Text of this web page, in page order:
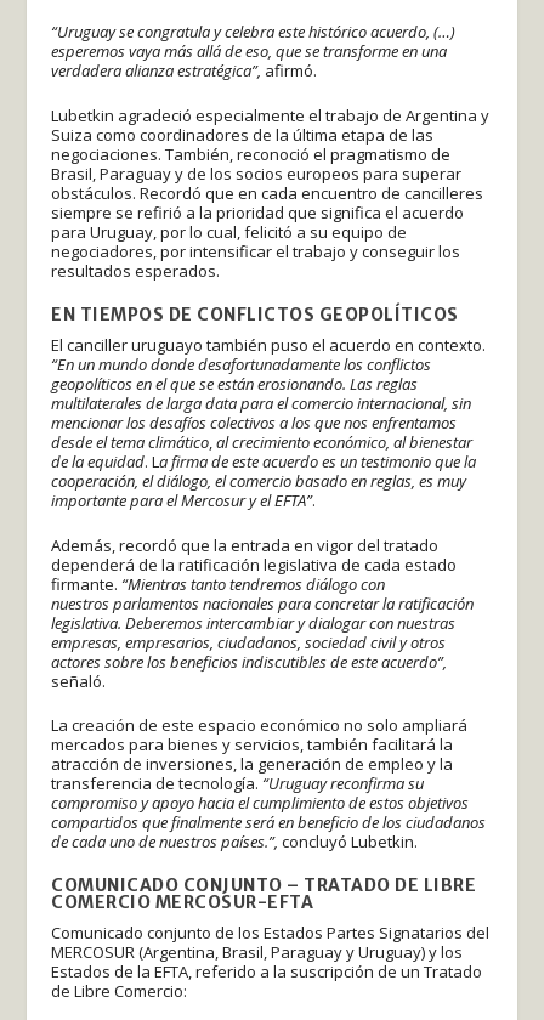
“Uruguay se congratula y celebra este histórico acuerdo, (…)
esperemos vaya más allá de eso, que se transforme en una
verdadera alianza estratégica”, afirmó.
Lubetkin agradeció especialmente el trabajo de Argentina y
Suiza como coordinadores de la última etapa de las
negociaciones. También, reconoció el pragmatismo de
Brasil, Paraguay y de los socios europeos para superar
obstáculos. Recordó que en cada encuentro de cancilleres
siempre se refirió a la prioridad que significa el acuerdo
para Uruguay, por lo cual, felicitó a su equipo de
negociadores, por intensificar el trabajo y conseguir los
resultados esperados.
EN TIEMPOS DE CONFLICTOS GEOPOLÍTICOS
El canciller uruguayo también puso el acuerdo en contexto.
“En un mundo donde desafortunadamente los conflictos
geopolíticos en el que se están erosionando. Las reglas
multilaterales de larga data para el comercio internacional, sin
mencionar los desafíos colectivos a los que nos enfrentamos
desde el tema climático,al crecimiento económico, al bienestar
de la equidad. La firma de este acuerdo es un testimonio que la
cooperación, el diálogo, el comercio basado en reglas, es muy
importante para el Mercosur y el EFTA”.
Además, recordó que la entrada en vigor del tratado
dependerá de la ratificación legislativa de cada estado
firmante. “Mientras tanto tendremos diálogo con
nuestros parlamentos nacionales para concretar la ratificación
legislativa. Deberemos intercambiar y dialogar con nuestras
empresas, empresarios, ciudadanos, sociedad civil y otros
actores sobre los beneficios indiscutibles de este acuerdo”,
señaló.
La creación de este espacio económico no solo ampliará
mercados para bienes y servicios, también facilitará la
atracción de inversiones, la generación de empleo y la
transferencia de tecnología. “Uruguay reconfirma su
compromiso y apoyo hacia el cumplimiento de estos objetivos
compartidos que finalmente será en beneficio de los ciudadanos
de cada uno de nuestros países.”, concluyó Lubetkin.
COMUNICADO CONJUNTO – TRATADO DE LIBRE
COMERCIO MERCOSUR-EFTA
Comunicado conjunto de los Estados Partes Signatarios del
MERCOSUR (Argentina, Brasil, Paraguay y Uruguay) y los
Estados de la EFTA, referido a la suscripción de un Tratado
de Libre Comercio: